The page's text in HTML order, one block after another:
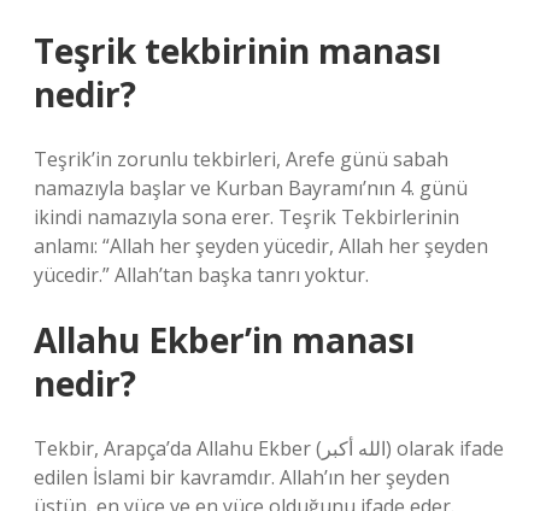
Teşrik tekbirinin manası
nedir?
Teşrik’in zorunlu tekbirleri, Arefe günü sabah
namazıyla başlar ve Kurban Bayramı’nın 4. günü
ikindi namazıyla sona erer. Teşrik Tekbirlerinin
anlamı: “Allah her şeyden yücedir, Allah her şeyden
yücedir.” Allah’tan başka tanrı yoktur.
Allahu Ekber’in manası
nedir?
Tekbir, Arapça’da Allahu Ekber (الله أكبر) olarak ifade
edilen İslami bir kavramdır. Allah’ın her şeyden